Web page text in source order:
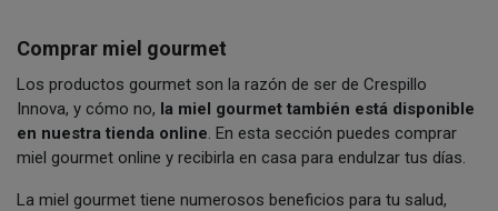
Comprar miel gourmet
Los productos gourmet son la razón de ser de Crespillo
Innova, y cómo no, la miel gourmet también está disponible
en nuestra tienda online. En esta sección puedes comprar
miel gourmet online y recibirla en casa para endulzar tus días.
La miel gourmet tiene numerosos beneficios para tu salud,